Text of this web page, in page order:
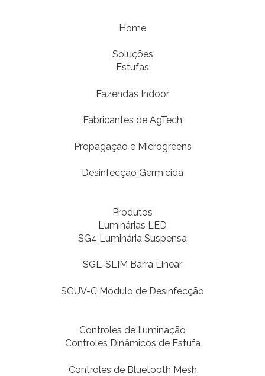
Home
Soluções
Estufas
Fazendas Indoor
Fabricantes de AgTech
Propagação e Microgreens
Desinfecção Germicida
Produtos
Luminárias LED
SG4 Luminária Suspensa
SGL-SLIM Barra Linear
SGUV-C Módulo de Desinfecção
Controles de Iluminação
Controles Dinâmicos de Estufa
Controles de Bluetooth Mesh